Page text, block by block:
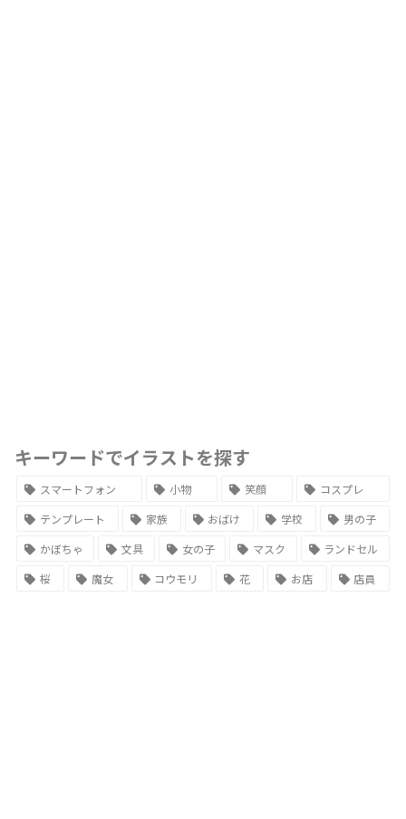
キーワードでイラストを探す
スマートフォン 小物 笑顔
コスプレ
テンプレート
家族 おばけ 学校
男の子
かぼちゃ
文具 女の子 マスク
ランドセル
桜
魔女 コウモリ 花 お店 店員